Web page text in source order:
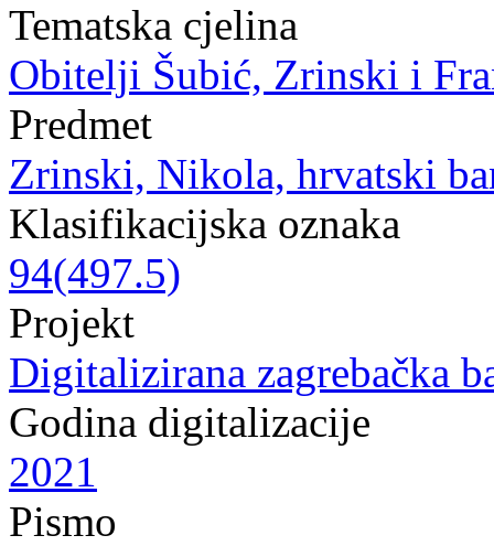
Tematska cjelina
Obitelji Šubić, Zrinski i
Predmet
Zrinski, Nikola, hrvatski
Klasifikacijska oznaka
94(497.5)
Projekt
Digitalizirana zagrebačka
Godina digitalizacije
2021
Pismo